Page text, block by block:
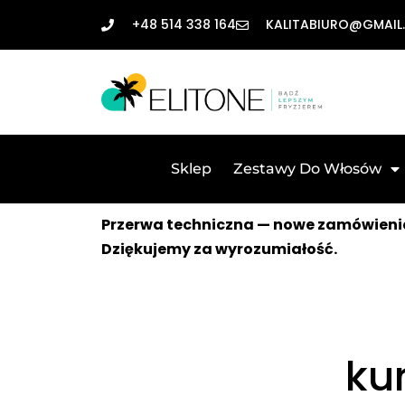
+48 514 338 164
Sklep Zestawy Do Włosów
Przerwa techniczna — nowe
Dziękujemy za wyrozumiałość.